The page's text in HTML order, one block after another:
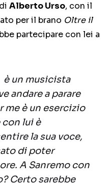
Alberto Urso, con il
per il brano Oltre il
partecipare con lei a
è un musicista
andare a parare
me è un esercizio
con lui è
la sua voce,
di poter
A Sanremo con
Certo sarebbe